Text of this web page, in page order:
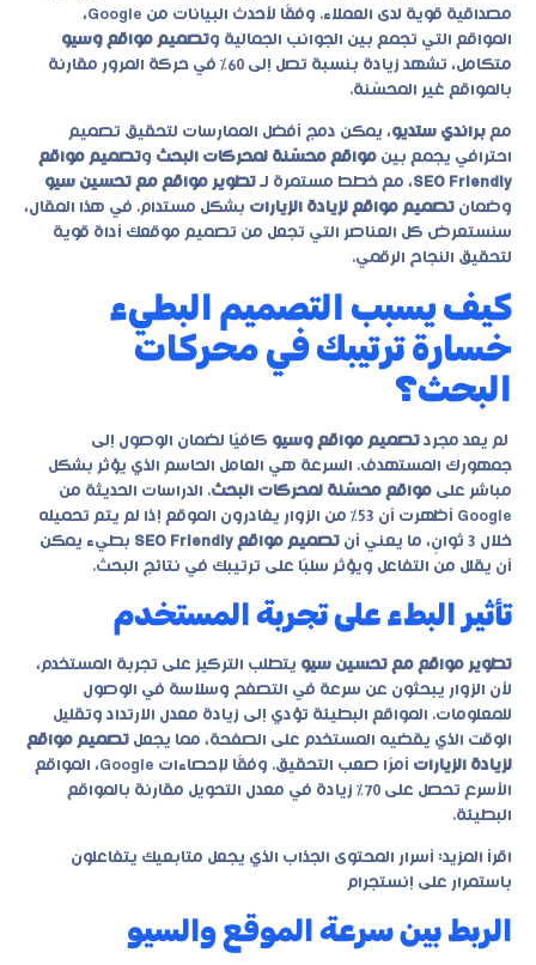
مصداقية قوية لدى العملاء. وفقًا لأحدث البيانات من Google،
المواقع التي تجمع بين الجوانب الجمالية وتصميم مواقع وسيو
متكامل، تشهد زيادة بنسبة تصل إلى 60% في حركة المرور مقارنة
بالمواقع غير المحسّنة.
مع براندي ستديو، يمكن دمج أفضل الممارسات لتحقيق تصميم
احترافي يجمع بين مواقع محسّنة لمحركات البحث وتصميم مواقع
SEO Friendly، مع خطط مستمرة لـ تطوير مواقع مع تحسين سيو
وضمان تصميم مواقع لزيادة الزيارات بشكل مستدام. في هذا المقال،
سنستعرض كل العناصر التي تجعل من تصميم موقعك أداة قوية
لتحقيق النجاح الرقمي.
كيف يسبب التصميم البطيء
خسارة ترتيبك في محركات
البحث؟
لم يعد مجرد تصميم مواقع وسيو كافيًا لضمان الوصول إلى
جمهورك المستهدف. السرعة هي العامل الحاسم الذي يؤثر بشكل
مباشر على مواقع محسّنة لمحركات البحث. الدراسات الحديثة من
Google أظهرت أن 53% من الزوار يغادرون الموقع إذا لم يتم تحميله
خلال 3 ثوانٍ، ما يعني أن
تصميم مواقع SEO Friendly
بطيء يمكن
أن يقلل من التفاعل ويؤثر سلبًا على ترتيبك في نتائج البحث.
تأثير البطء على تجربة المستخدم
تطوير مواقع مع تحسين سيو يتطلب التركيز على تجربة المستخدم،
لأن الزوار يبحثون عن سرعة في التصفح وسلاسة في الوصول
للمعلومات. المواقع البطيئة تؤدي إلى زيادة معدل الارتداد وتقليل
الوقت الذي يقضيه المستخدم على الصفحة، مما يجعل تصميم مواقع
لزيادة الزيارات
أمرًا صعب التحقيق. وفقًا لإحصاءات Google، المواقع
الأسرع تحصل على 70% زيادة في معدل التحويل مقارنة بالمواقع
البطيئة.
اقرأ المزيد: أسرار المحتوى الجذاب الذي يجعل متابعيك يتفاعلون
باستمرار على إنستجرام
الربط بين سرعة الموقع والسيو